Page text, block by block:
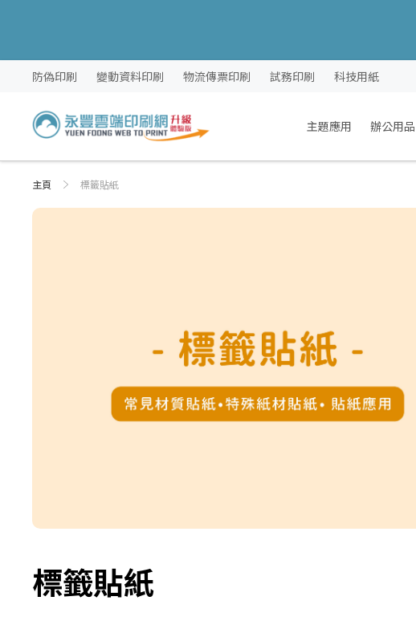
跳
內
容
防偽印刷 變動資料印刷 物流傳票印刷 試務印刷 科技用紙
主題應用 辦公用品
主頁 標籤貼紙
標籤貼紙